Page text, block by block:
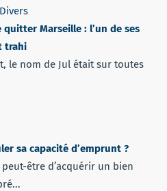
Marseille : l’un de ses
trahi
le nom de Jul était sur toutes
sa capacité d’emprunt ?
peut-être d’acquérir un bien